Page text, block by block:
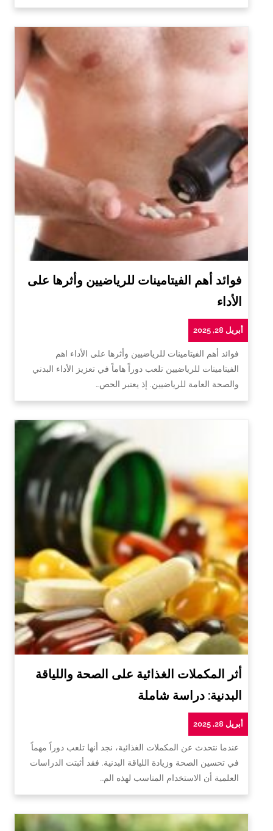
فوائد أهم الفيتامينات للرياضيين وأثرها على
الأداء
أبريل 28, 2025
فوائد أهم الفيتامينات للرياضيين وأثرها على الأداء اهم
الفيتامينات للرياضيين تلعب دوراً هاماً في تعزيز الأداء البدني
والصحة العامة للرياضيين. إذ يعتبر الحص…
أثر المكملات الغذائية على الصحة واللياقة
البدنية: دراسة شاملة
أبريل 28, 2025
عندما نتحدث عن المكملات الغذائية، نجد أنها تلعب دوراً مهماً
في تحسين الصحة وزيادة اللياقة البدنية. فقد أثبتت الدراسات
العلمية أن الاستخدام المناسب لهذه الم…